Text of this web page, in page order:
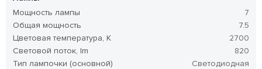
Мощность лампы
7
Общая мощность
7.5
Цветовая температура, K
2700
Световой поток, lm
820
Тип лампочки (основной)
Светодиодная